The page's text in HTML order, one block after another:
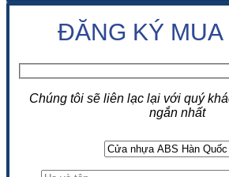
ĐĂNG KÝ MUA
Chúng tôi sẽ liên lạc lại với quý
ngắn nhất